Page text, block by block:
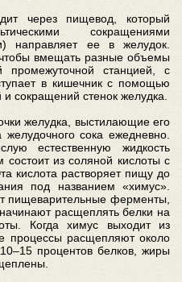
через пищевод, который
сокращениями
направляет ее в желудок.
вмещать разные объемы
станцией, с
в кишечник с помощью
сокращений стенок желудка.
желудка, выстилающие его
сока ежедневно.
естественную жидкость
состоит из соляной кислоты с
кислота растворяет пищу до
под названием «химус».
пищеварительные ферменты,
расщеплять белки на
Когда химус выходит из
процессы расщепляют около
процентов белков, жиры